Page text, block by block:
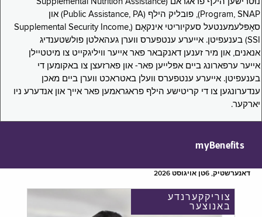
Program, SNAP), פובליק הילף (Public Assistance, PA) און
סאָפּלעמענטעל סעקיוריטי אינקאָם (Supplemental Security Income,
SSI) בענעפיטן. אייערע ענטפערס ווערן געהאלטן פולשטענדיג
אנאנים, און מיר זענען דאנקבאר פאר אייער וויליגקייט צו מיטטיילן
אייער ערפארונג ביים אפּלייען פאר- און פארזעצן צו באקומען די
בענעפיטן. אייערע ענטפערס וועלן באטראכט ווערן ביים מאכן
ענדערונגען צו די קריטישע הילף פראגראמען פאר אייך און אנדערע ניו
יארקער.
myBenefits
דאנערשטיק, 6טן אויגוסט 2026
צוריקקערנדע
באנוצער